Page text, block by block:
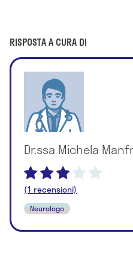
RISPOSTA A CURA DI
Dr.ssa Michela
(1 recensioni)
Neurologo